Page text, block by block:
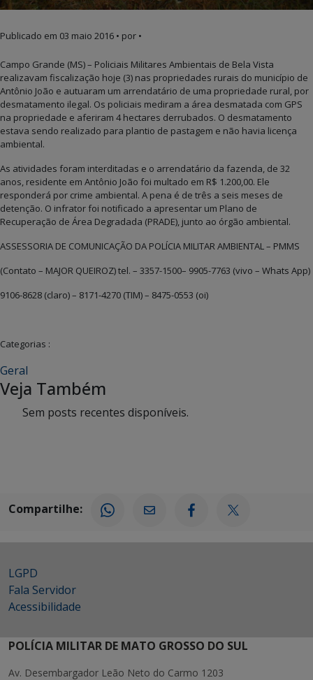
Publicado em 03 maio 2016 • por •
Campo Grande (MS) – Policiais Militares Ambientais de Bela Vista
realizavam fiscalização hoje (3) nas propriedades rurais do município de
Antônio João e autuaram um arrendatário de uma propriedade rural, por
desmatamento ilegal. Os policiais mediram a área desmatada com GPS
na propriedade e aferiram 4 hectares derrubados. O desmatamento
estava sendo realizado para plantio de pastagem e não havia licença
ambiental.
As atividades foram interditadas e o arrendatário da fazenda, de 32
anos, residente em Antônio João foi multado em R$ 1.200,00. Ele
responderá por crime ambiental. A pena é de três a seis meses de
detenção. O infrator foi notificado a apresentar um Plano de
Recuperação de Área Degradada (PRADE), junto ao órgão ambiental.
ASSESSORIA DE COMUNICAÇÃO DA POLÍCIA MILITAR AMBIENTAL – PMMS
(Contato – MAJOR QUEIROZ) tel. – 3357-1500– 9905-7763 (vivo – Whats App)
9106-8628 (claro) – 8171-4270 (TIM) – 8475-0553 (oi)
Categorias :
Geral
Veja Também
Sem posts recentes disponíveis.
Compartilhe:
LGPD
Fala Servidor
Acessibilidade
POLÍCIA MILITAR DE MATO GROSSO DO SUL
Av. Desembargador Leão Neto do Carmo 1203